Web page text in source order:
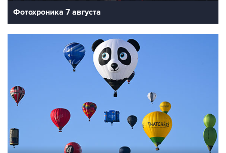
Фотохроника 7 августа